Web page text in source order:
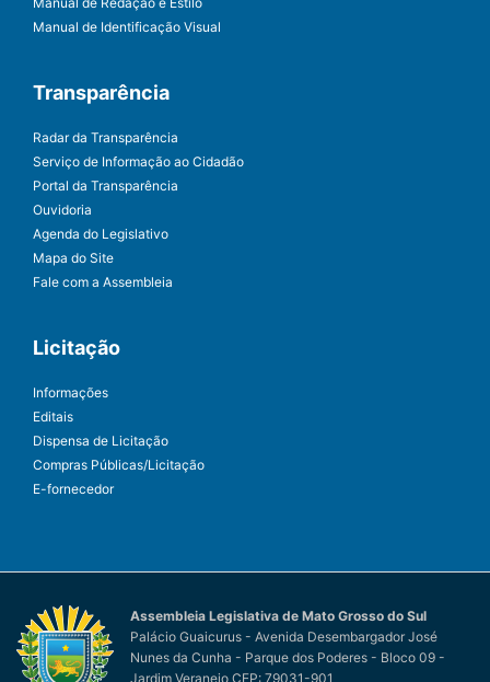
Manual de Identificação Visual
Transparência
Radar da Transparência
Serviço de Informação ao Cidadão
Portal da Transparência
Ouvidoria
Agenda do Legislativo
Mapa do Site
Fale com a Assembleia
Licitação
Informações
Editais
Dispensa de Licitação
Compras Públicas/Licitação
E-fornecedor
Assembleia Legislativa de Mato Grosso do Sul
Palácio Guaicurus - Avenida Desembargador José
Nunes da Cunha - Parque dos Poderes - Bloco 09 -
Jardim Veraneio CEP: 79031-901